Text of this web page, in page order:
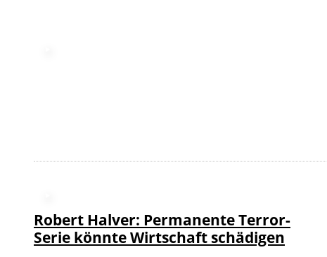
Robert Halver: Permanente Terror-
Serie könnte Wirtschaft schädigen